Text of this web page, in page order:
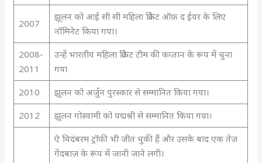
2007
झूलन को आई सी सी महिला क्रिकेट ऑफ़ द ईयर के लिए
नॉमिनेट किया गया।
2008-
2011
उन्हें भारतीय महिला क्रिकेट टीम की कप्तान के रूप में चुना
गया
2010
झूलन को अर्जुन पुरस्कार से सम्मानित किया गया।
2012
झूलन गोस्वामी को पद्मश्री से सम्मानित किया गया।
ऐ चिदंबरम ट्रॉफी भी जीत चुकी हैं और उसके बाद एक तेज़
गेंदबाज़ के रूप में जानी जाने लगी।